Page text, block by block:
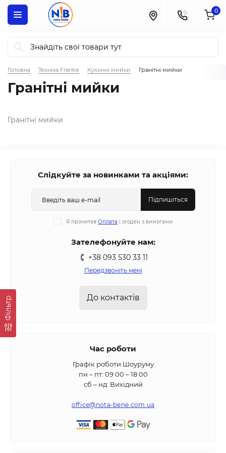
0
Головна Техніка Franke Кухонні мийки Гранітні мийки
Фільтр
Гранітні мийки
Гранітні мийки
Слідкуйте за новинками та акціями:
Підпишіться
Я прочитав Оплата і згоден з вимогами
Зателефонуйте нам:
+38 093 530 33 11
Передзвоніть мені
До контактів
Час роботи
Графік роботи Шоуруму
пн – пт: 09 00 – 18 00
сб – нд: Вихідний
office@nota-bene.com.ua